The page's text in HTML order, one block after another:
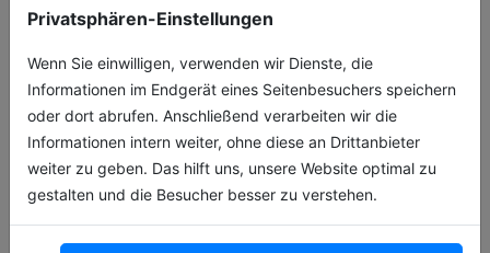
Privatsphären-Einstellungen
Wenn Sie einwilligen, verwenden wir Dienste, die
Informationen im Endgerät eines Seitenbesuchers speichern
oder dort abrufen. Anschließend verarbeiten wir die
Informationen intern weiter, ohne diese an Drittanbieter
weiter zu geben. Das hilft uns, unsere Website optimal zu
gestalten und die Besucher besser zu verstehen.
Knackpunkt Kommunikation
„Nein, das kann ich nicht.“ Die Antwort von